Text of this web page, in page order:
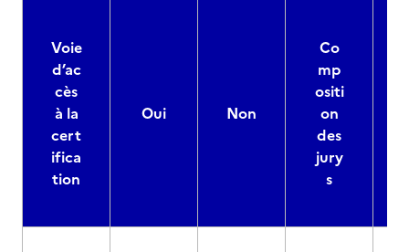
Voie
d’ac
cès
à la
cert
ifica
tion
Oui Non
Co
mp
ositi
on
des
jury
s